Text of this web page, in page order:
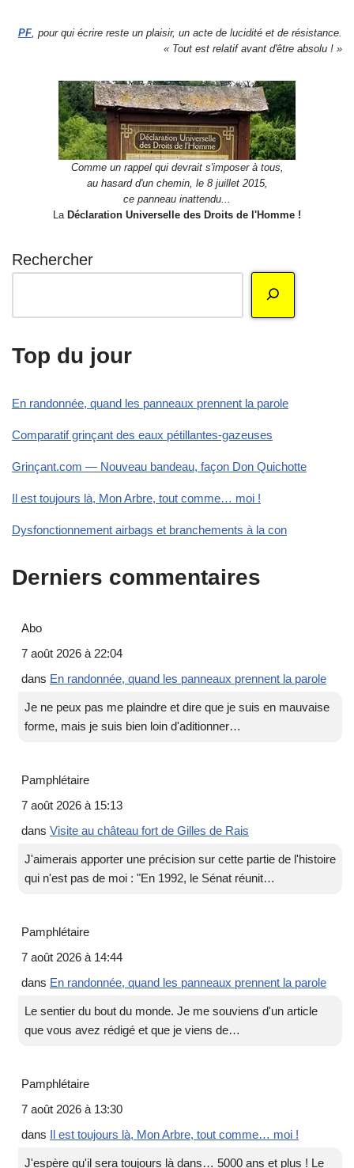
PF, pour qui écrire reste un plaisir, un acte de lucidité et de résistance.
« Tout est relatif avant d'être absolu ! »
Comme un rappel qui devrait s'imposer à tous,
au hasard d'un chemin, le 8 juillet 2015,
ce panneau inattendu...
La Déclaration Universelle des Droits de l'Homme !
Rechercher
Top du jour
En randonnée, quand les panneaux prennent la parole
Comparatif grinçant des eaux pétillantes-gazeuses
Grinçant.com — Nouveau bandeau, façon Don Quichotte
Il est toujours là, Mon Arbre, tout comme… moi !
Dysfonctionnement airbags et branchements à la con
Derniers commentaires
Abo
7 août 2026 à 22:04
dans En randonnée, quand les panneaux prennent la parole
Je ne peux pas me plaindre et dire que je suis en mauvaise
forme, mais je suis bien loin d'aditionner…
Pamphlétaire
7 août 2026 à 15:13
dans Visite au château fort de Gilles de Rais
J'aimerais apporter une précision sur cette partie de l'histoire
qui n'est pas de moi : "En 1992, le Sénat réunit…
Pamphlétaire
7 août 2026 à 14:44
dans En randonnée, quand les panneaux prennent la parole
Le sentier du bout du monde. Je me souviens d'un article
que vous avez rédigé et que je viens de…
Pamphlétaire
7 août 2026 à 13:30
dans Il est toujours là, Mon Arbre, tout comme… moi !
J'espère qu'il sera toujours là dans… 5000 ans et plus ! Le